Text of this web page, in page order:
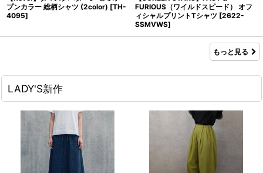
プンカラー 総柄シャツ (2color) [TH-
4095]
FURIOUS（ワイルドスピード） オフ
ィシャルプリントTシャツ [2622-
SSMVWS]
もっと見る
LADY'S新作